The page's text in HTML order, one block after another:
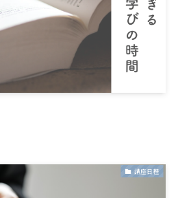
講座日程